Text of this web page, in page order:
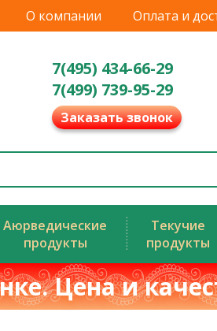
О компании Оплата и
7(495) 434-66-29
7(499) 739-95-29
Заказать звонок
Аюрведические
продукты
Текучие
продукты
Цена и